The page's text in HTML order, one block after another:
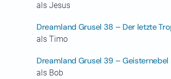
als Jesus
Dreamland Grusel 38 – Der letzte
als Timo
Dreamland Grusel 39 – Geisternebel
als Bob